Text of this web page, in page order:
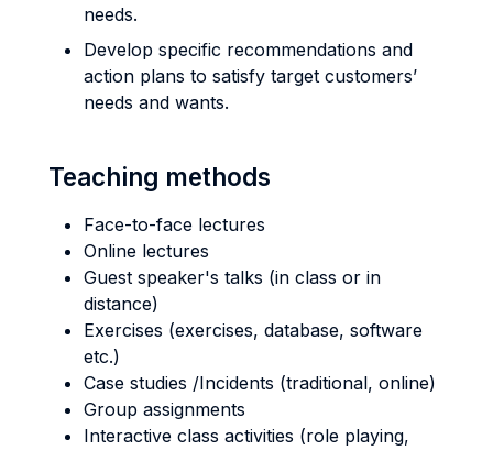
needs.
Develop specific recommendations and
action plans to satisfy target customers’
needs and wants.
Teaching methods
Face-to-face lectures
Online lectures
Guest speaker's talks (in class or in
distance)
Exercises (exercises, database, software
etc.)
Case studies /Incidents (traditional, online)
Group assignments
Interactive class activities (role playing,